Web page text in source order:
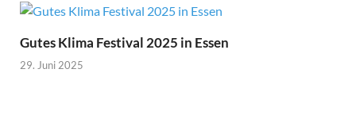
Gutes Klima Festival 2025 in Essen
29. Juni 2025